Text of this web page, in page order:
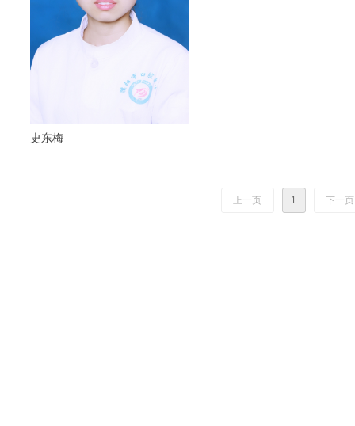
史东梅
上一页 1 下一页